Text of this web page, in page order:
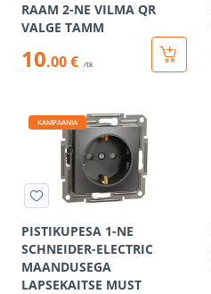
RAAM 2-NE VILMA QR
VALGE TAMM
10.00 € /tk
KAMPAANIA
PISTIKUPESA 1-NE
SCHNEIDER-ELECTRIC
MAANDUSEGA
LAPSEKAITSE MUST